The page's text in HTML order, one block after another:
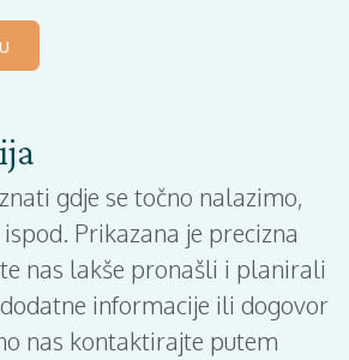
gdje se točno nalazimo,
Prikazana je precizna
nas lakše pronašli i planirali
informacije ili dogovor
nas kontaktirajte putem